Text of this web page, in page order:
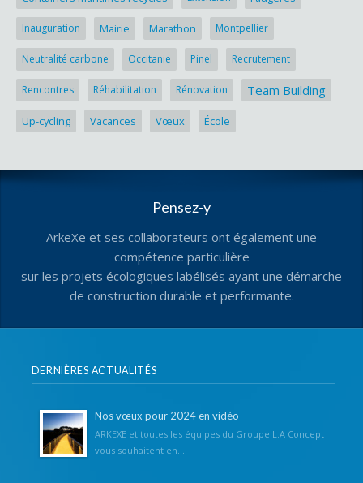
Inauguration Mairie Marathon Montpellier
Neutralité carbone Occitanie Pinel Recrutement
Rencontres Réhabilitation Rénovation Team Building
Up-cycling Vacances Vœux École
Pensez-y
ArkeXe et ses collaborateurs ont également une
compétence particulière
sur les projets écologiques labélisés ayant une démarche
de construction durable et performante.
DERNIÈRES ACTUALITÉS
Nos vœux pour 2024 en vidéo
ARKEXE et toutes les équipes du Groupe L.A Concept
vous souhaitent en...